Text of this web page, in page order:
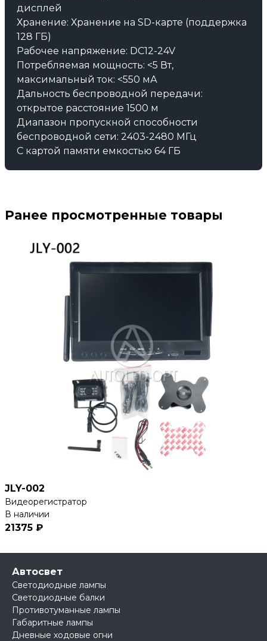
дисплей
Хранение: Хранение на SD-карте (поддержка
128 ГБ)
Рабочее напряжение: DC12-24V
Потребляемая мощность: <5 Вт,
максимальный ток: <550 мА
Дальность беспроводной передачи:
открытое расстояние 1500 м
Диапазон пропускной способности
беспроводной сети: 2403-2480 МГц
С картой памяти емкостью 64 ГБ
Ранее просмотренные товары
JLY-002
Видеорегистратор
В наличии
21375 ₽
Автосвет
Светодиодные лампы
Светодиодные балки
Противотуманные лампы
Габаритные лампы
Дневные ходовые огни